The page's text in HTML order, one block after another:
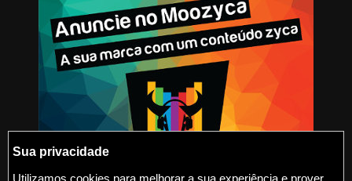
Sua privacidade
Utilizamos cookies para melhorar a sua experiência e prover